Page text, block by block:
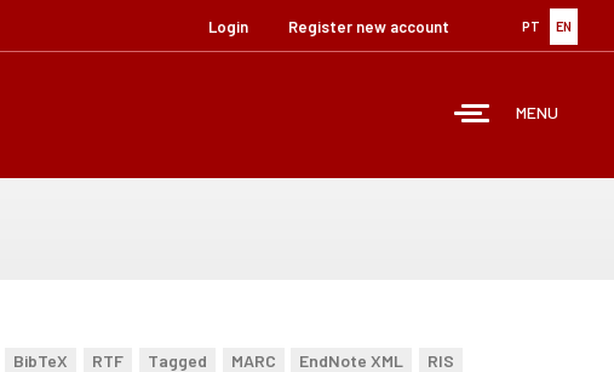
PT EN
Login Register new account
MENU
BibTeX RTF Tagged MARC EndNote XML RIS